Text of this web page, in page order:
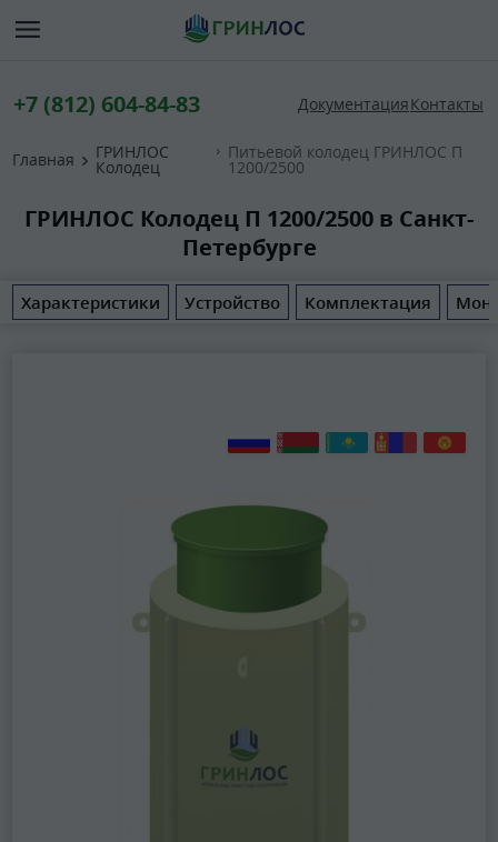
+7 (812) 604-84-83 ДокументацияКонтакты
Главная ГРИНЛОС
Колодец
Питьевой колодец ГРИНЛОС П
1200/2500
ГРИНЛОС Колодец П 1200/2500 в Санкт-
Петербурге
Характеристики Устройство Комплектация